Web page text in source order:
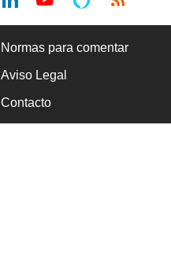
Normas para comentar
Aviso Legal
Contacto